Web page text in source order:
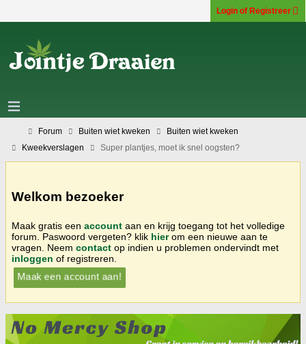
Login of Registreer
Forum Buiten wiet kweken
Buiten wiet kweken
Kweekverslagen
Super plantjes, moet ik snel oogsten?
Welkom bezoeker
Maak gratis een account aan en krijg toegang tot het volledige
forum. Paswoord vergeten? klik hierom een nieuwe aan te
vragen. Neem contact op indien u problemen ondervindt met
inloggen of registreren.
Maak een account aan!